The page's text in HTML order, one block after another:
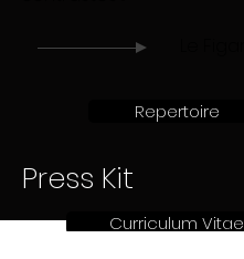
Repertoire
Press Kit
Curriculum Vitae